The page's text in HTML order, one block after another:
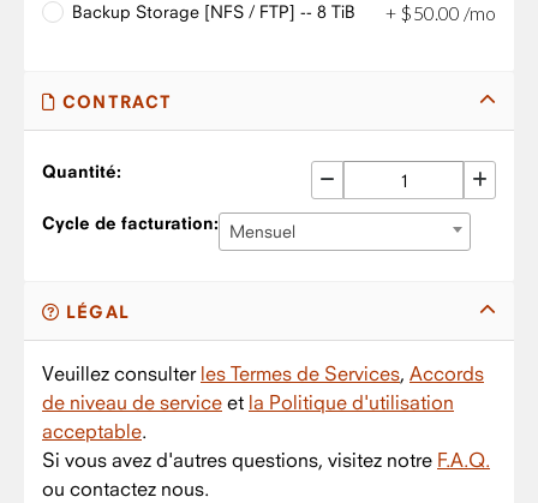
Backup Storage [NFS / FTP] -- 8 TiB + $50.00 /mo
CONTRACT
Quantité:
Cycle de facturation: Mensuel
LÉGAL
Veuillez consulter les Termes de Services, Accords
de niveau de service et la Politique d'utilisation
acceptable.
Si vous avez d'autres questions, visitez notre F.A.Q.
ou contactez nous.